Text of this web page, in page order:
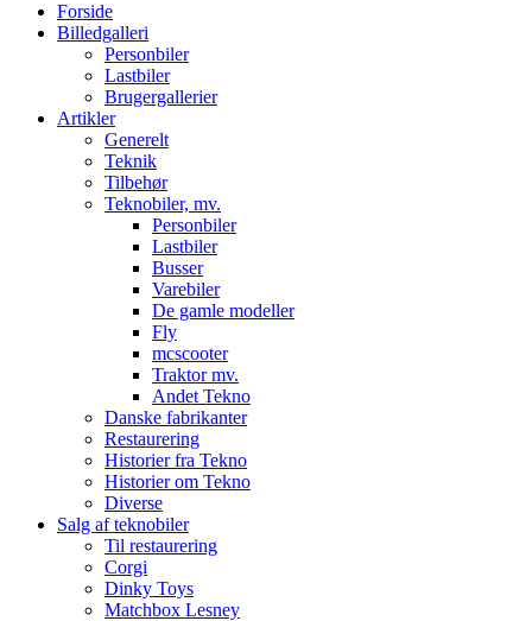
Forside
Billedgalleri
Personbiler
Lastbiler
Brugergallerier
Artikler
Generelt
Teknik
Tilbehør
Teknobiler, mv.
Personbiler
Lastbiler
Busser
Varebiler
De gamle modeller
Fly
mcscooter
Traktor mv.
Andet Tekno
Danske fabrikanter
Restaurering
Historier fra Tekno
Historier om Tekno
Diverse
Salg af teknobiler
Til restaurering
Corgi
Dinky Toys
Matchbox Lesney